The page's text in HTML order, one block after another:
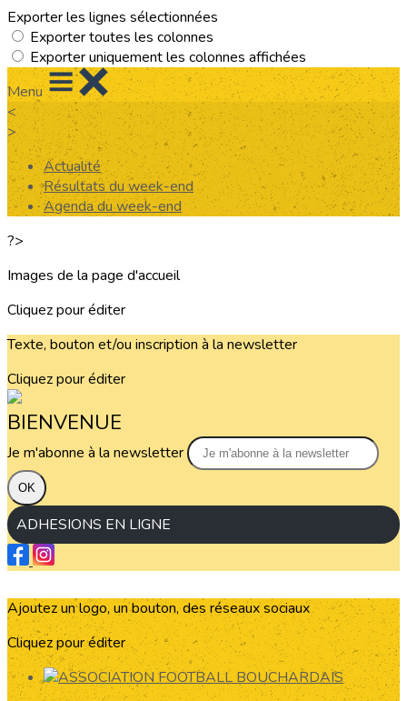
Exporter les lignes sélectionnées
Exporter toutes les colonnes
Exporter uniquement les colonnes affichées
Menu
<
>
Actualité
Résultats du week-end
Agenda du week-end
?>
Images de la page d'accueil
Cliquez pour éditer
Texte, bouton et/ou inscription à la newsletter
Cliquez pour éditer
BIENVENUE
Je m'abonne à la newsletter
OK
ADHESIONS EN LIGNE
Ajoutez un logo, un bouton, des réseaux sociaux
Cliquez pour éditer